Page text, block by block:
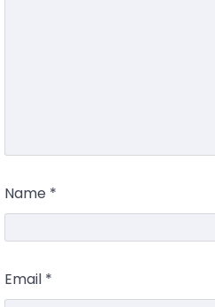
Name *
Email *